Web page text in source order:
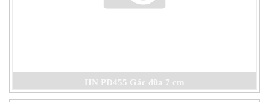
HN PD455 Gác đũa 7 cm